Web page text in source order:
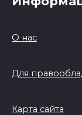
О нас
Для
Карта сайта